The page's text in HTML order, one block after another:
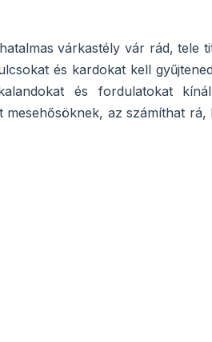
várkastély vár rád, tele
és kardokat kell
és fordulatokat
mesehősöknek, az számíthat